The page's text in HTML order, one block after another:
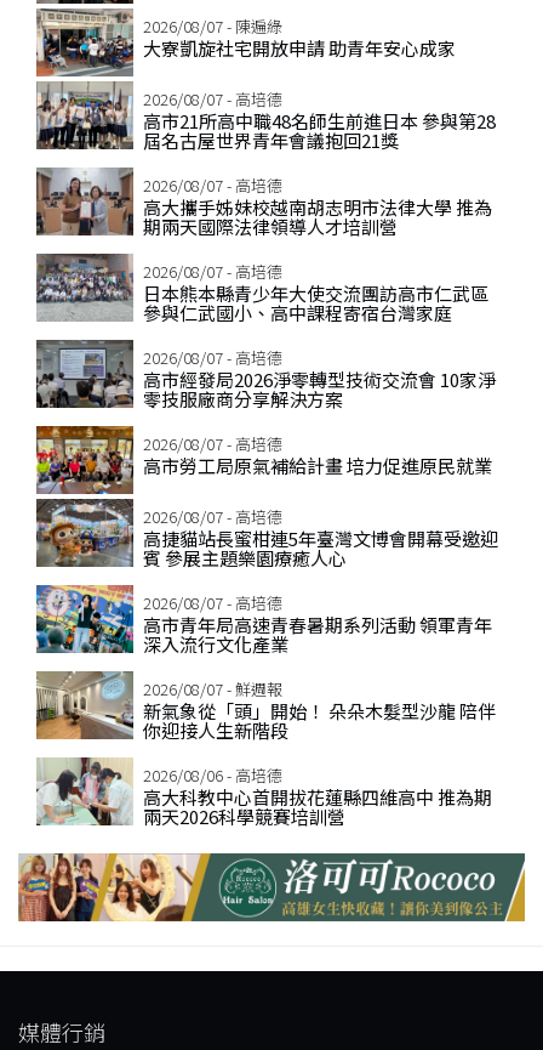
2026/08/07 - 陳遍綠
大寮凱旋社宅開放申請 助青年安心成家
2026/08/07 - 高培德
高市21所高中職48名師生前進日本 參與第28
屆名古屋世界青年會議抱回21獎
2026/08/07 - 高培德
高大攜手姊妹校越南胡志明市法律大學 推為
期兩天國際法律領導人才培訓營
2026/08/07 - 高培德
日本熊本縣青少年大使交流團訪高市仁武區
參與仁武國小、高中課程寄宿台灣家庭
2026/08/07 - 高培德
高市經發局2026淨零轉型技術交流會 10家淨
零技服廠商分享解決方案
2026/08/07 - 高培德
高市勞工局原氣補給計畫 培力促進原民就業
2026/08/07 - 高培德
高捷貓站長蜜柑連5年臺灣文博會開幕受邀迎
賓 參展主題樂園療癒人心
2026/08/07 - 高培德
高市青年局高速青春暑期系列活動 領軍青年
深入流行文化產業
2026/08/07 - 鮮週報
新氣象從「頭」開始！ 朵朵木髮型沙龍 陪伴
你迎接人生新階段
2026/08/06 - 高培德
高大科教中心首開拔花蓮縣四維高中 推為期
兩天2026科學競賽培訓營
媒體行銷